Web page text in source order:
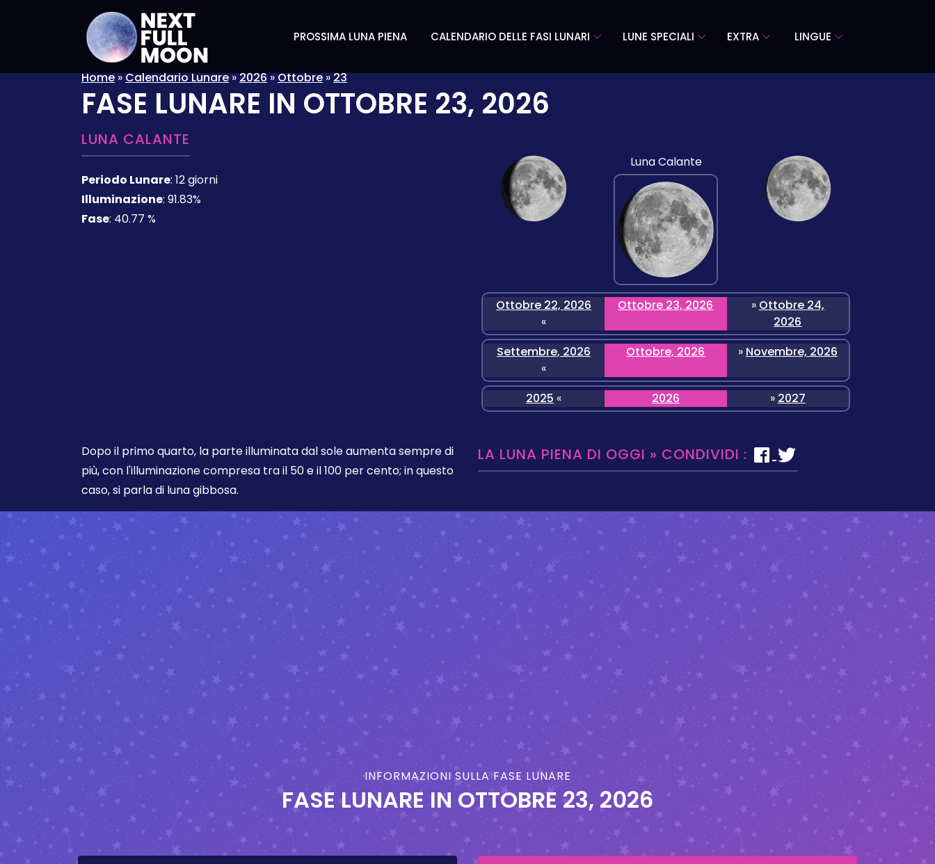
PROSSIMA LUNA PIENA CALENDARIO DELLE FASI LUNARI LUNE SPECIALI EXTRA LINGUE
Home»Calendario Lunare»2026»Ottobre»23
FASE LUNARE IN OTTOBRE 23, 2026
LUNA CALANTE
Periodo Lunare: 12 giorni
Illuminazione: 91.83%
Fase: 40.77 %
Luna Calante
Ottobre 22, 2026
«
Ottobre 23, 2026 » Ottobre 24,
2026
Settembre, 2026
«
Ottobre, 2026 » Novembre, 2026
2025 « 2026 » 2027
Dopo il primo quarto, la parte illuminata dal sole aumenta sempre di
più, con l'illuminazione compresa tra il 50 e il 100 per cento; in questo
caso, si parla di luna gibbosa.
LA LUNA PIENA DI OGGI » CONDIVIDI :
INFORMAZIONI SULLA FASE LUNARE
FASE LUNARE IN OTTOBRE 23, 2026